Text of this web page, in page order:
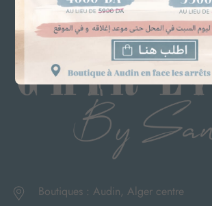
Boutiques : Audin, Alger centre